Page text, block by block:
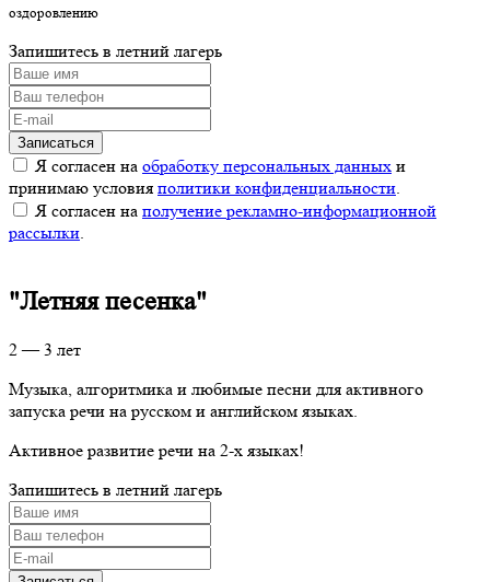
оздоровлению
Запишитесь в летний лагерь
Я согласен на обработку персональных данных и
принимаю условия политики конфиденциальности
Я согласен на получение рекламно-информационной
рассылки
"Летняя песенка"
2 — 3 лет
Музыка, алгоритмика и любимые песни для активного
запуска речи на русском и английском языках.
Активное развитие речи на 2-х языках!
Запишитесь в летний лагерь